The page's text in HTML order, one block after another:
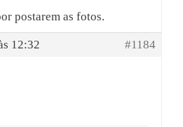
postarem as fotos.
12:32 #1184